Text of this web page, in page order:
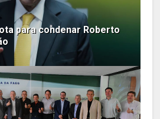
para condenar Roberto